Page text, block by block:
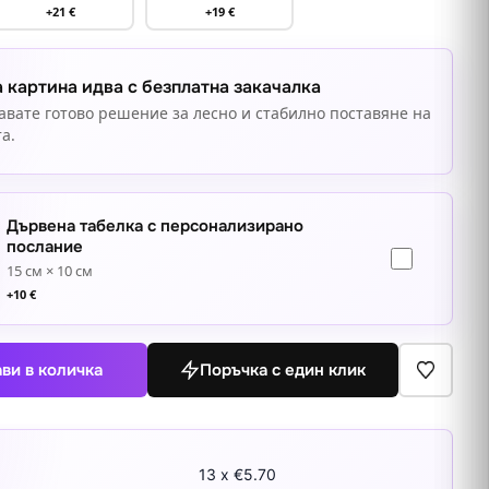
+21 €
+19 €
картина идва с безплатна закачалка
готово решение за лесно и стабилно поставяне на
Дървена табелка с персонализирано
послание
15 см × 10 см
+10 €
в количка Поръчка с един клик
13 x €5.70